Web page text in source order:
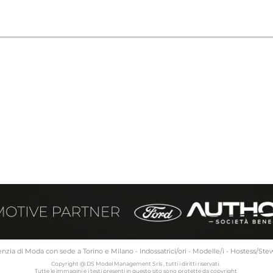
di Moda con sede a Torino e Milano - Indossatrici/ori - Modelle/i - Hostess/
Copyright @ DS Model Management Srls , tutti i diritti riservati.
Tutte le immagini e i testi presenti in questo sito sono protette da copyright